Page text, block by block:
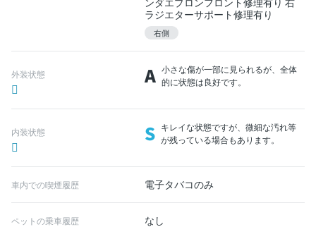
ラジエターサポート修理有り
右側
外装状態 A 小さな傷が一部に見られるが、全体
的に状態は良好です。
内装状態 S キレイな状態ですが、微細な汚れ等
が残っている場合もあります。
車内での喫煙履歴 電子タバコのみ
ペットの乗車履歴 なし